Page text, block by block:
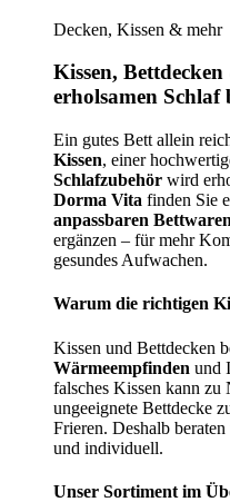
Decken, Kissen & mehr
Kissen,
erholsamen Schlaf
Ein gutes Bett allein
Kissen, einer
Schlafzubehör wird
Dorma Vita finden Sie
anpassbaren Bettwaren
ergänzen – für mehr
gesundes Aufwachen.
Warum die richtigen
Kissen und Bettdecken
Wärmeempfinden und
falsches Kissen kann zu
ungeeignete Bettdecke
Frieren. Deshalb
und individuell.
Unser Sortiment im